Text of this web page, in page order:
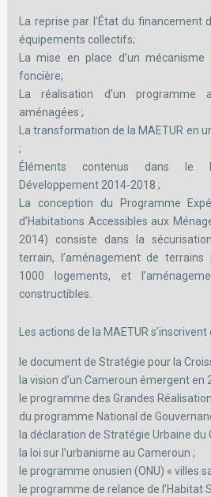
La reprise par l’État du financement
équipements collectifs;
La mise en place d’un mécanisme
foncière;
La réalisation d’un programme
aménagées ;
La transformation de la MAETUR en
;
Éléments contenus dans le
Développement 2014-2018 ;
La conception du Programme
d’Habitations Accessibles aux
2014) consiste dans la
terrain, l’aménagement de
1000 logements, et
constructibles.
Les actions de la MAETUR s’inscrivent
le document de Stratégie pour la
la vision d’un Cameroun émergent en
le programme des Grandes
du programme National de
la déclaration de Stratégie Urbaine du
la loi sur l’urbanisme au Cameroun ;
le programme onusien (ONU) « villes
le programme de relance de l’Habitat